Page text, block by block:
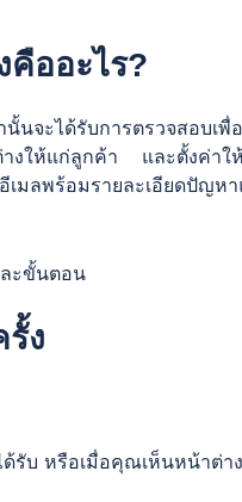
ออะไร?
นจะได้รับการตรวจสอบเพื่
งให้แก่ลูกค้า และตั้งค่าใ
ลพร้อมรายละเอียดปัญหา
ะขั้นตอน
ง
รับ หรือเมื่อคุณเห็นหน้าต่า